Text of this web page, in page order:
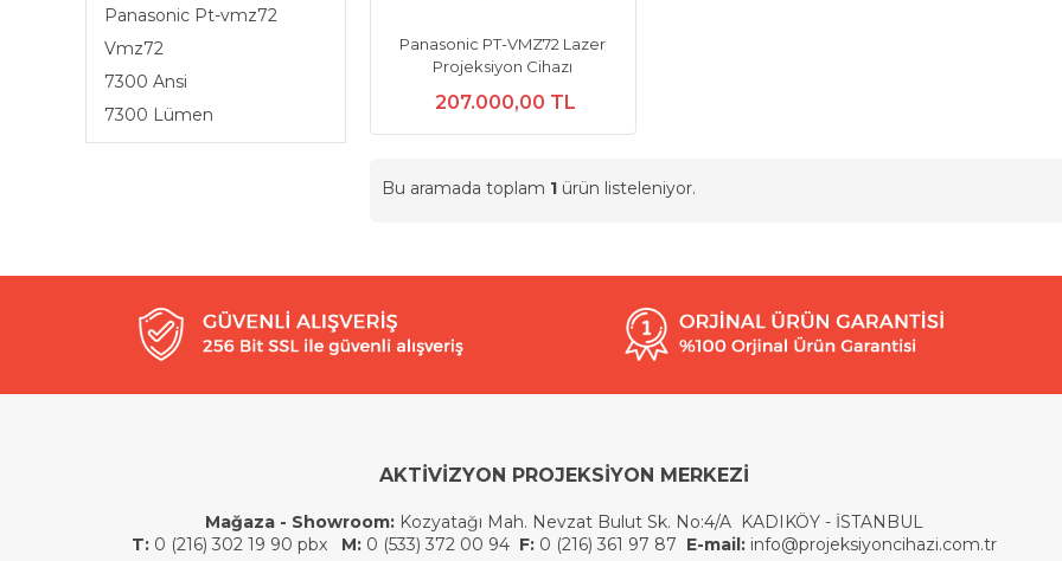
Panasonic Pt-vmz72
Vmz72
7300 Ansi
7300 Lümen
Panasonic PT-VMZ72 Lazer
Projeksiyon Cihazı
207.000,00 TL
Bu aramada toplam 1 ürün listeleniyor.
AKTİVİZYON PROJEKSİYON MERKEZİ
Mağaza - Showroom:Kozyatağı Mah. Nevzat Bulut Sk. No:4/A KADIKÖY - İSTANBUL
T:0 (216) 302 19 90 pbx M:0 (533) 372 00 94 F:0 (216) 361 97 87 E-mail:info@projeksiyoncihazi.com.tr